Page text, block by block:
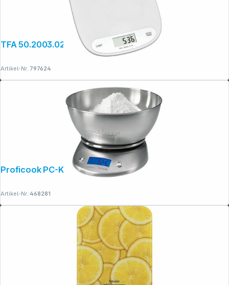
TFA 50.2003.02 Digitale Küchenwaage
Artikel-Nr.:797624
Proficook PC-KW 1040
Artikel-Nr.:468281